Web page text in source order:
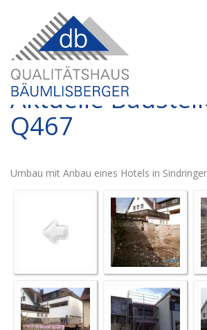
Aktuelle
Q467
Umbau mit Anbau eines Hotels in